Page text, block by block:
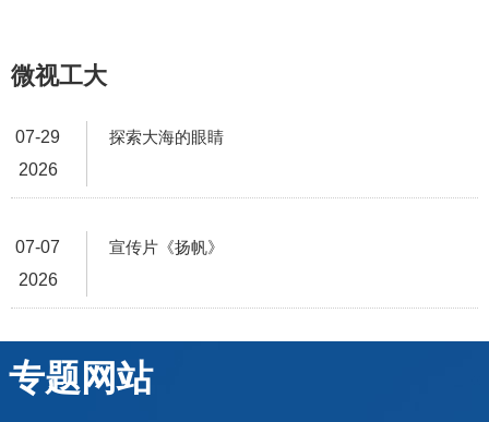
微视工大
07-29
2026
探索大海的眼睛
07-07
2026
宣传片《扬帆》
专题网站